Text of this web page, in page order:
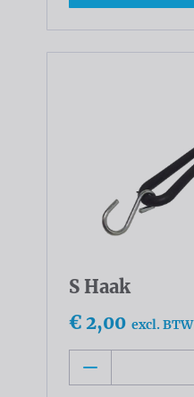
S Haak
€ 2,00 excl. BTW